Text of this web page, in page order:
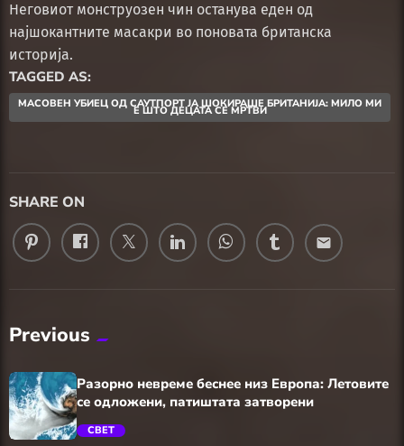
Неговиот монструозен чин останува еден од
најшокантните масакри во поновата британска
историја.
TAGGED AS:
МАСОВЕН УБИЕЦ ОД САУТПОРТ ЈА ШОКИРАШЕ БРИТАНИЈА: МИЛО МИ
Е ШТО ДЕЦАТА СЕ МРТВИ
SHARE ON
email
Previous
Разорно невреме беснее низ Европа: Летовите
се одложени, патиштата затворени
СВЕТ